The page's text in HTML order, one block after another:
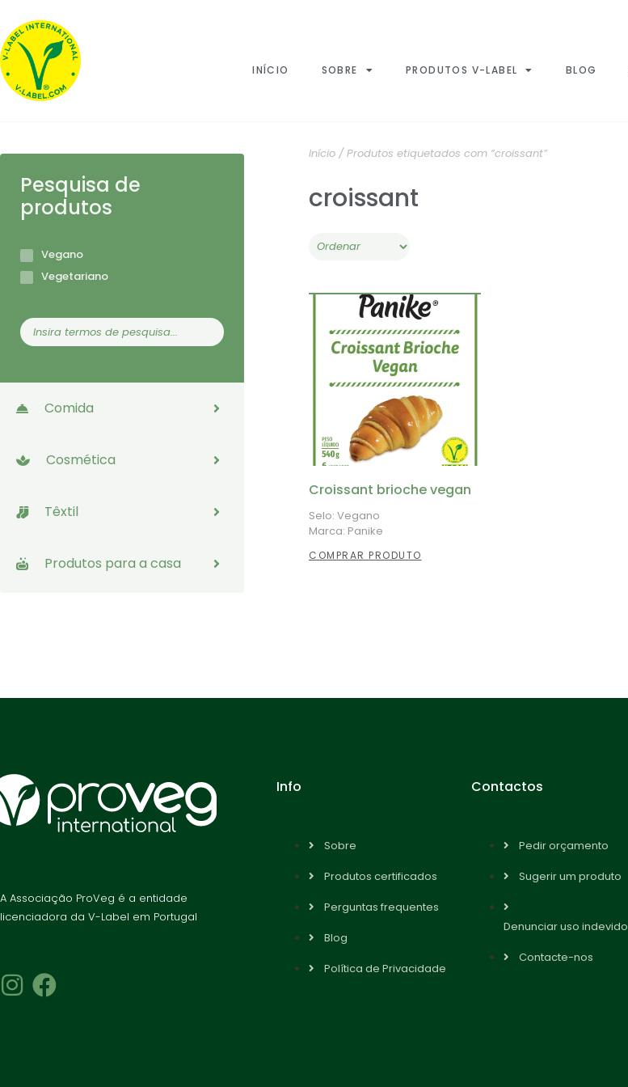
INÍCIO SOBRE PRODUTOS V-LABEL BLOG
Pesquisa de
produtos
Vegano
Vegetariano
Comida
Cosmética
Têxtil
Produtos para a casa
Início / Produtos etiquetados com “croissant”
croissant
Croissant brioche vegan
Selo: Vegano
Marca: Panike
COMPRAR PRODUTO
A Associação ProVeg é a entidade
licenciadora da V-Label em Portugal
Info
Sobre
Produtos certificados
Perguntas frequentes
Blog
Política de Privacidade
Contactos
Pedir orçamento
Sugerir um produto
Denunciar uso indevido
Contacte-nos